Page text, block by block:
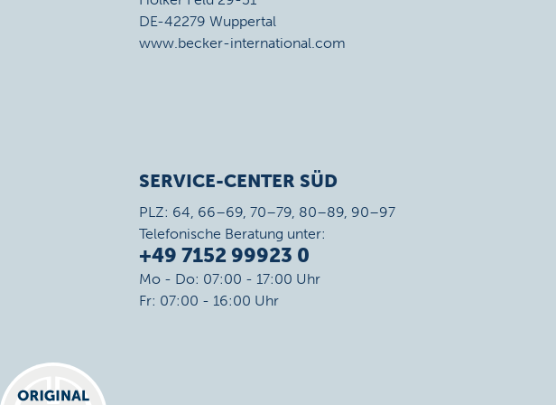
DE-42279 Wuppertal
www.becker-international.com
SERVICE-CENTER SÜD
PLZ: 64, 66–69, 70–79, 80–89, 90–97
Telefonische Beratung unter:
+49 7152 99923 0
Mo - Do: 07:00 - 17:00 Uhr
Fr: 07:00 - 16:00 Uhr